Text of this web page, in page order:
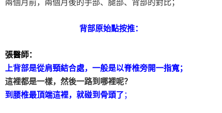
背部原始點按推：
張醫師：
上背部是從肩頸結合處，一般是以脊椎旁開一指寬；
這裡都是一樣，然後一路到哪裡呢？
到腰椎最頂端這裡，就碰到骨頭了；